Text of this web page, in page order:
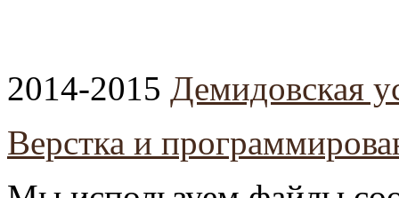
2014-2015 Демидовская
Верстка и